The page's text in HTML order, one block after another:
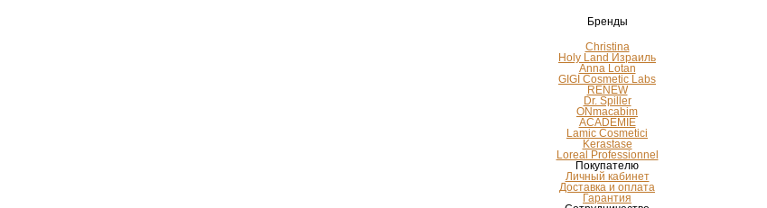
Бренды
Christina
Holy Land Израиль
Anna Lotan
GIGI Cosmetic Labs
RENEW
Dr. Spiller
ONmacabim
ACADEMIE
Lamic Cosmetici
Kerastase
Loreal Professionnel
Покупателю
Личный кабинет
Доставка и оплата
Гарантия